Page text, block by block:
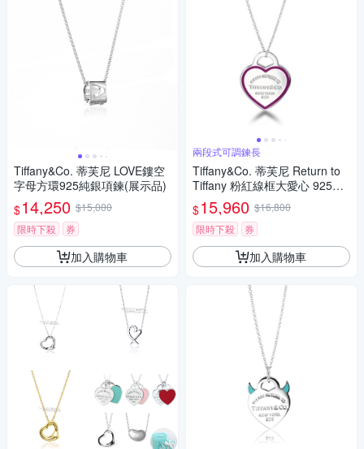
Tiffany&Co. 蒂芙尼 LOVE鏤空
字母方環925純銀項鍊(展示品)
$14,250 $15,000
限時下殺
券
加入購物車
兩段式可調鍊長
Tiffany&Co. 蒂芙尼 Return to
Tiffany 粉紅線框大愛心 925純
銀項鍊(展示品)
$15,960 $16,800
限時下殺
券
加入購物車